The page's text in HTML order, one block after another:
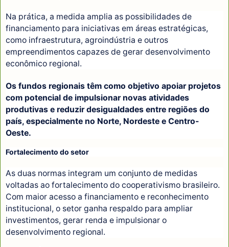
Na prática, a medida amplia as possibilidades de
financiamento para iniciativas em áreas estratégicas,
como infraestrutura, agroindústria e outros
empreendimentos capazes de gerar desenvolvimento
econômico regional.
Os fundos regionais têm como objetivo apoiar projetos
com potencial de impulsionar novas atividades
produtivas e reduzir desigualdades entre regiões do
país, especialmente no Norte, Nordeste e Centro-
Oeste.
Fortalecimento do setor
As duas normas integram um conjunto de medidas
voltadas ao fortalecimento do cooperativismo brasileiro.
Com maior acesso a financiamento e reconhecimento
institucional, o setor ganha respaldo para ampliar
investimentos, gerar renda e impulsionar o
desenvolvimento regional.